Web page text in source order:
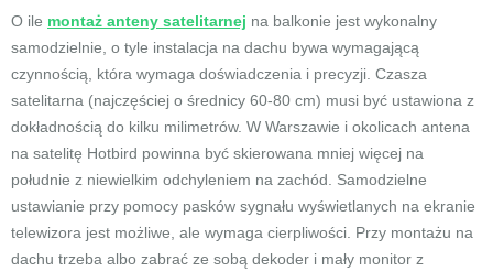
O ile montaż anteny satelitarnej na balkonie jest wykonalny
samodzielnie, o tyle instalacja na dachu bywa wymagającą
czynnością, która wymaga doświadczenia i precyzji. Czasza
satelitarna (najczęściej o średnicy 60-80 cm) musi być ustawiona z
dokładnością do kilku milimetrów. W Warszawie i okolicach antena
na satelitę Hotbird powinna być skierowana mniej więcej na
południe z niewielkim odchyleniem na zachód. Samodzielne
ustawianie przy pomocy pasków sygnału wyświetlanych na ekranie
telewizora jest możliwe, ale wymaga cierpliwości. Przy montażu na
dachu trzeba albo zabrać ze sobą dekoder i mały monitor z